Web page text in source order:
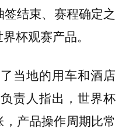
结束、赛程确定之
杯观赛产品。
当地的用车和酒店
责人指出，世界杯
产品操作周期比常